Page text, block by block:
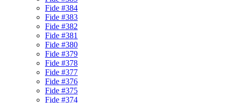
Fide #384
Fide #383
Fide #382
Fide #381
Fide #380
Fide #379
Fide #378
Fide #377
Fide #376
Fide #375
Fide #374